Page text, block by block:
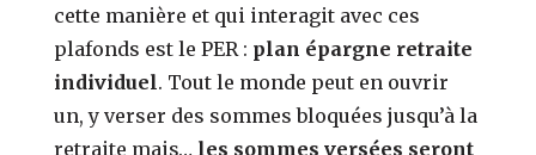
cette manière et qui interagit avec ces
plafonds est le PER : plan épargne retraite
individuel. Tout le monde peut en ouvrir
un, y verser des sommes bloquées jusqu’à la
retraite mais… les sommes versées seront